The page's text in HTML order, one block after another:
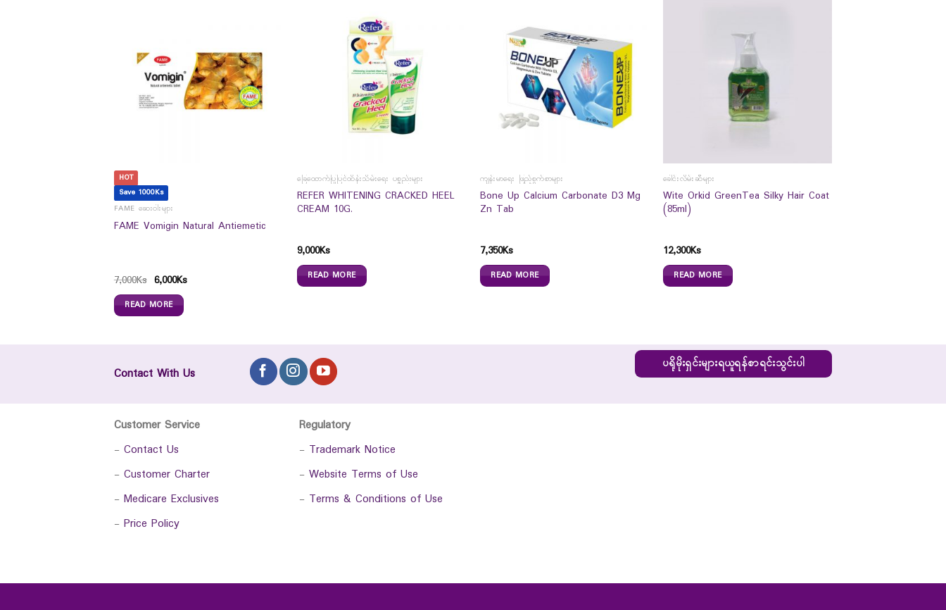
HOT
Save 1000Ks
FAME ဆေးဝါးများ
FAME Vomigin Natural Antiemetic
7,000Ks 6,000Ks
READ MORE
ခြေထောက်ပြုပြင်ထိန်းသိမ်းရေး ပစ္စည်းများ
REFER WHITENING CRACKED HEEL
CREAM 10G.
9,000Ks
READ MORE
ကျန်းမာရေး ဖြည့်စွက်စာများ
Bone Up Calcium Carbonate D3 Mg
Zn Tab
7,350Ks
READ MORE
ခေါင်းလိမ်းဆီများ
Wite Orkid GreenTea Silky Hair Coat
(85ml)
12,300Ks
READ MORE
Contact With Us
ပရိုမိုးရှင်းများရယူရန်စာရင်းသွင်းပါ
Customer Service
- Contact Us
- Customer Charter
- Medicare Exclusives
- Price Policy
Regulatory
- Trademark Notice
- Website Terms of Use
- Terms & Conditions of Use